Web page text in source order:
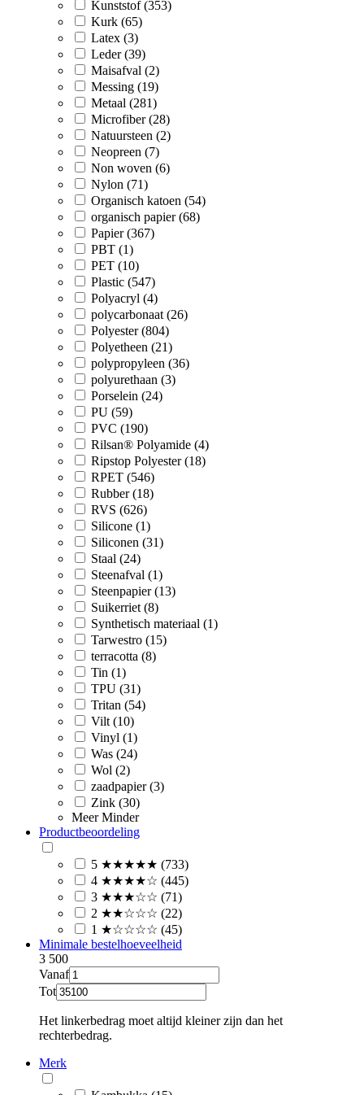
Kunststof (353)
Kurk (65)
Latex (3)
Leder (39)
Maisafval (2)
Messing (19)
Metaal (281)
Microfiber (28)
Natuursteen (2)
Neopreen (7)
Non woven (6)
Nylon (71)
Organisch katoen (54)
organisch papier (68)
Papier (367)
PBT (1)
PET (10)
Plastic (547)
Polyacryl (4)
polycarbonaat (26)
Polyester (804)
Polyetheen (21)
polypropyleen (36)
polyurethaan (3)
Porselein (24)
PU (59)
PVC (190)
Rilsan® Polyamide (4)
Ripstop Polyester (18)
RPET (546)
Rubber (18)
RVS (626)
Silicone (1)
Siliconen (31)
Staal (24)
Steenafval (1)
Steenpapier (13)
Suikerriet (8)
Synthetisch materiaal (1)
Tarwestro (15)
terracotta (8)
Tin (1)
TPU (31)
Tritan (54)
Vilt (10)
Vinyl (1)
Was (24)
Wol (2)
zaadpapier (3)
Zink (30)
Meer Minder
Productbeoordeling
5 ★★★★★ (733)
4 ★★★★☆ (445)
3 ★★★☆☆ (71)
2 ★★☆☆☆ (22)
1 ★☆☆☆☆ (45)
Minimale bestelhoeveelheid
3 500
Vanaf
Tot
Het linkerbedrag moet altijd kleiner zijn dan het
rechterbedrag.
Merk